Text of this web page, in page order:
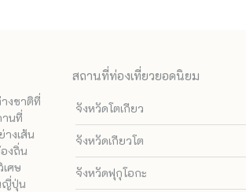
งชาติที่
นที่
างเส้น
งถิ่น
ศษ
ญี่ปุ่น
สถานที่ท่องเที่ยวยอดนิยม
จังหวัดโตเกียว
จังหวัดเกียวโต
จังหวัดฟุกุโอกะ